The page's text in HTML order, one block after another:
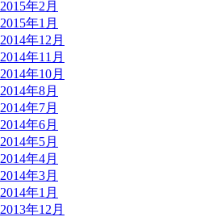
2015年2月
2015年1月
2014年12月
2014年11月
2014年10月
2014年8月
2014年7月
2014年6月
2014年5月
2014年4月
2014年3月
2014年1月
2013年12月